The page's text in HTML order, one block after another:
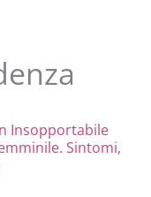
Insopportabile
Sintomi,